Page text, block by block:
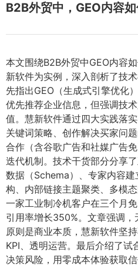
B2B外贸中，GEO内容
本文围绕B2B外贸中GEO内容
新软件为实例，深入剖析了技
先指出GEO（生成式引擎优化
优先推荐企业信息，但强调技
值。慧新软件通过四大实践落
关键词策略、创作解决买家问
合作（含谷歌广告和社媒广告
迭代机制。技术干货部分分享
数据（Schema）、专家内容
构、内部链接主题聚类、多模
一家工业制冷机客户在三个月
引用率增长350%。文章强调
原则是商业本质，慧新软件坚
KPI、透明运营。最后介绍了
决策风险，用零成本体验获取